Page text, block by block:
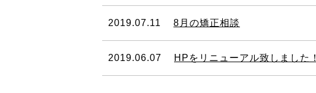
2019.07.11 8月の矯正相談
2019.06.07 HPをリニューアル致しました！